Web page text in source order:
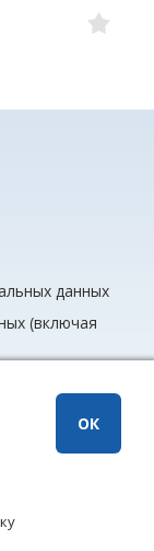
данных
(включая
Мурманск, ул.
недвижимости
установке прямой
означает
ОК